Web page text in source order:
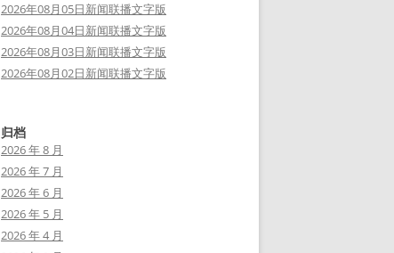
2026年08月05日新闻联播文字版
2026年08月04日新闻联播文字版
2026年08月03日新闻联播文字版
2026年08月02日新闻联播文字版
归档
2026 年 8 月
2026 年 7 月
2026 年 6 月
2026 年 5 月
2026 年 4 月